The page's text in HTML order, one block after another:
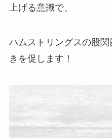
上げる意識で、
ハムストリングスの股
きを促します！